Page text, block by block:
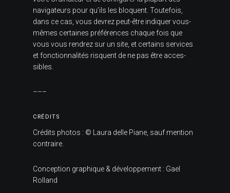
navi­ga­teurs pour qu’ils les bloquent. Tou­te­fois,
dans ce cas, vous devrez peut-être indi­quer vous-
mêmes cer­taines pré­fé­rences chaque fois que
vous vous ren­drez sur un site, et cer­tains ser­vices
et fonc­tion­na­li­tés risquent de ne pas être acces­
sibles.
–––
CRÉ­DITS
Cré­dits photos : © Laura delle Piane, sauf men­tion
contraire.
Concep­tion gra­phique & déve­lop­pe­ment : Gael
Rolland